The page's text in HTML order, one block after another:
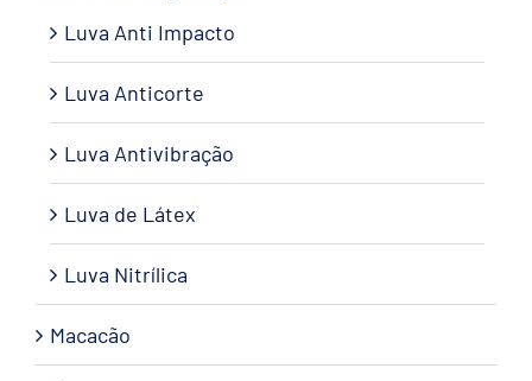
Luva Anti Impacto
Luva Anticorte
Luva Antivibração
Luva de Látex
Luva Nitrílica
Macacão